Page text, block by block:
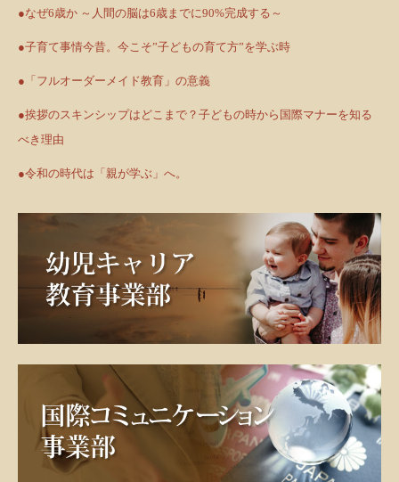
●なぜ6歳か ～人間の脳は6歳までに90%完成する～
●子育て事情今昔。今こそ”子どもの育て方”を学ぶ時
●「フルオーダーメイド教育」の意義
●挨拶のスキンシップはどこまで？子どもの時から国際マナーを知る
べき理由
●令和の時代は「親が学ぶ」へ。